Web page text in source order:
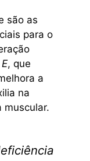
são as
para o
, que
a
na
muscular.